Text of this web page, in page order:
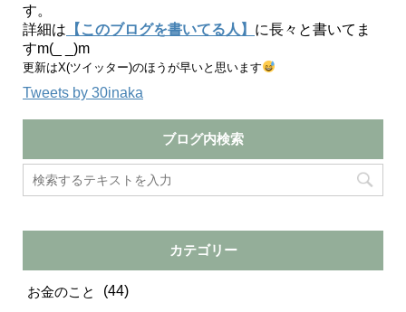
す。
詳細は 【このブログを書いてる人】 に長々と書いてま
すm(_ _)m
更新はX(ツイッター)のほうが早いと思います
Tweets by 30inaka
ブログ内検索
カテゴリー
お金のこと (44)